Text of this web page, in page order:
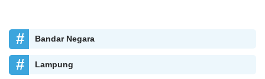
Bandar Negara
Lampung